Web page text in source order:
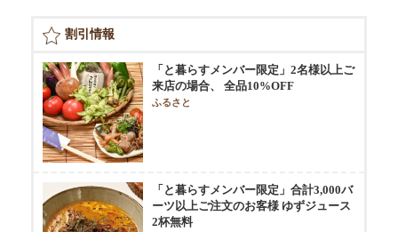
割引情報
「と暮らすメンバー限定」2名様以上ご
来店の場合、 全品10%OFF
ふるさと
「と暮らすメンバー限定」合計3,000バ
ーツ以上ご注文のお客様 ゆずジュース
2杯無料